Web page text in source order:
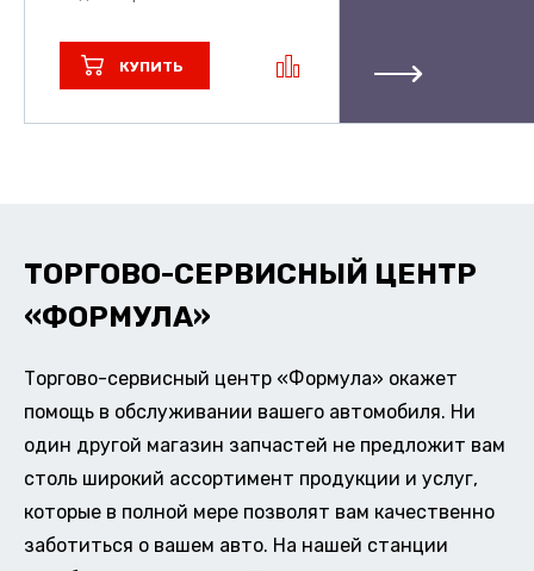
КУПИТЬ
ТОРГОВО-СЕРВИСНЫЙ ЦЕНТР
«ФОРМУЛА»
Торгово-сервисный центр «Формула» окажет
помощь в обслуживании вашего автомобиля. Ни
один другой магазин запчастей не предложит вам
столь широкий ассортимент продукции и услуг,
которые в полной мере позволят вам качественно
заботиться о вашем авто. На нашей станции